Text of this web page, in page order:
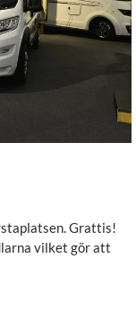
Grattis!
vilket gör att